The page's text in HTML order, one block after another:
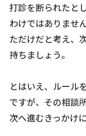
打診を断られたと
わけではありませ
ただけだと考え、
持ちましょう。
とはいえ、ルール
ですが、その相談
次へ進むきっかけ